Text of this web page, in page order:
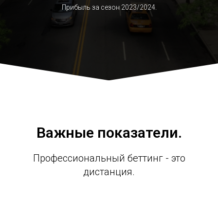
Прибыль за сезон 2023/2024.
Важные показатели.
Профессиональный беттинг - это
дистанция.